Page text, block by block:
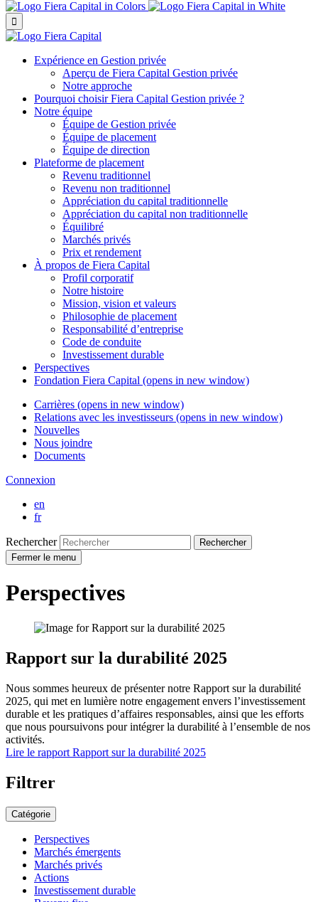

Expérience en Gestion privée
Aperçu de Fiera Capital Gestion privée
Notre approche
Pourquoi choisirFiera Capital Gestion privée ?
Notre équipe
Équipe de Gestion privée
Équipe de placement
Équipe de direction
Plateforme de placement
Revenu traditionnel
Revenu non traditionnel
Appréciation du capital traditionnelle
Appréciation du capital non traditionnelle
Équilibré
Marchés privés
Prix et rendement
À propos de Fiera Capital
Profil corporatif
Notre histoire
Mission, vision et valeurs
Philosophie de placement
Responsabilité d’entreprise
Code de conduite
Investissement durable
Perspectives
Fondation Fiera Capital (opens in new window)
Carrières (opens in new window)
Relations avec les investisseurs (opens in new window)
Nouvelles
Nous joindre
Documents
Connexion
en
fr
Rechercher
Rechercher
Fermer le menu
Perspectives
Rapport sur la durabilité 2025
Nous sommes heureux de présenter notre Rapport sur la durabilité
2025, qui met en lumière notre engagement envers l’investissement
durable et les pratiques d’affaires responsables, ainsi que les efforts
que nous poursuivons pour intégrer la durabilité à l’ensemble de nos
activités.
Lire le rapport Rapport sur la durabilité 2025
Filtrer
Catégorie
Perspectives
Marchés émergents
Marchés privés
Actions
Investissement durable